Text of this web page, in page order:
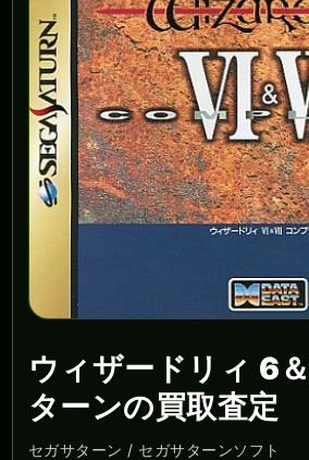
ウィザードリィ 6
ターンの買取査定
セガサターン / セガサターンソフト